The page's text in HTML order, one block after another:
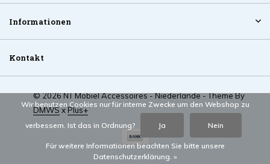
Informationen
Kontakt
© 2026 NT Mobiel Accessoires - Niederlande - Theme By
DMWSxPlus+
Wir benutzen Cookies nur für interne Zwecke um den Webshop zu
verbessern. Ist das in Ordnung? Ja Nein
Für weitere Informationen beachten Sie bitte unsere
Datenschutzerklärung. »